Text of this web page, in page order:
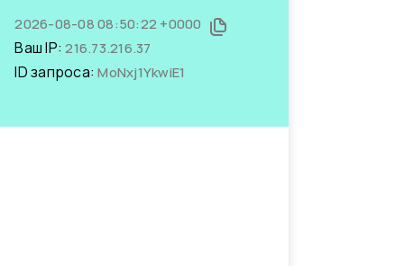
2026-08-08 08:50:22 +0000
Ваш IP:216.73.216.37
ID запроса:MoNxj1YkwiE1